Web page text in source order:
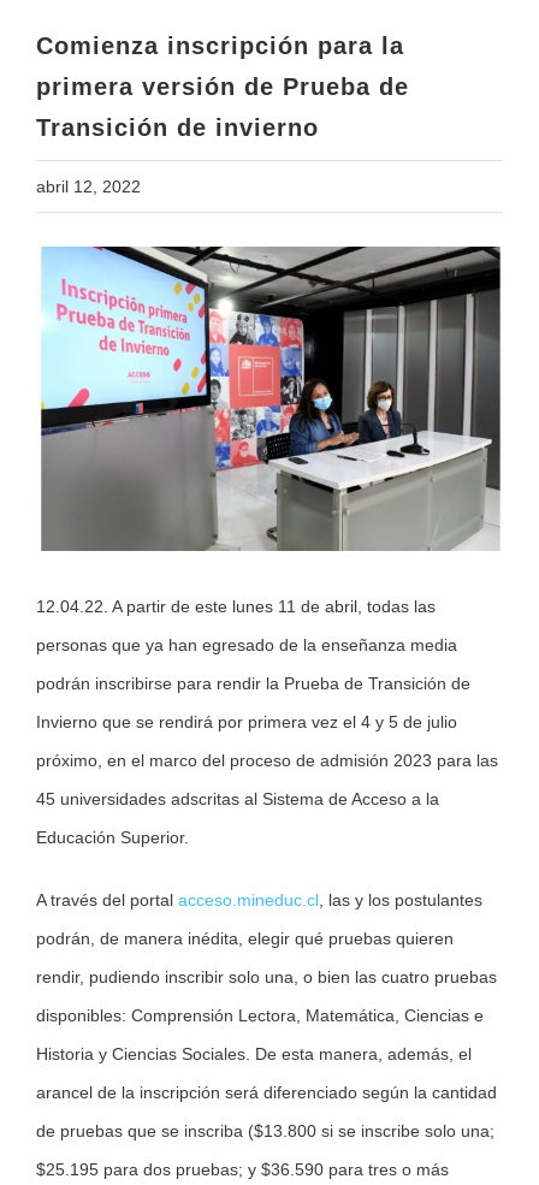
Comienza inscripción para la
primera versión de Prueba de
Transición de invierno
abril 12, 2022
Larger
12.04.22. A partir de este lunes 11 de abril, todas las
personas que ya han egresado de la enseñanza media
podrán inscribirse para rendir la Prueba de Transición de
Invierno que se rendirá por primera vez el 4 y 5 de julio
próximo, en el marco del proceso de admisión 2023 para las
45 universidades adscritas al Sistema de Acceso a la
Educación Superior.
A través del portal acceso.mineduc.cl , las y los postulantes
podrán, de manera inédita, elegir qué pruebas quieren
rendir, pudiendo inscribir solo una, o bien las cuatro pruebas
disponibles: Comprensión Lectora, Matemática, Ciencias e
Historia y Ciencias Sociales. De esta manera, además, el
arancel de la inscripción será diferenciado según la cantidad
de pruebas que se inscriba ($13.800 si se inscribe solo una;
$25.195 para dos pruebas; y $36.590 para tres o más